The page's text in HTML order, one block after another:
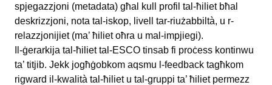
spjegazzjoni (metadata) għal kull profil tal-ħiliet bħal
deskrizzjoni, nota tal-iskop, livell tar-riużabbiltà, u r-
relazzjonijiet (ma’ ħiliet oħra u mal-impjiegi).
Il-ġerarkija tal-ħiliet tal-ESCO tinsab fi proċess kontinwu
ta’ titjib. Jekk jogħġobkom aqsmu l-feedback tagħkom
rigward il-kwalità tal-ħiliet u tal-gruppi ta’ ħiliet permezz